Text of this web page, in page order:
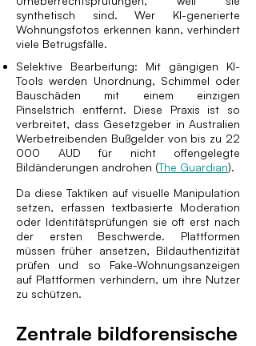
synthetisch sind. Wer KI-generierte
Wohnungsfotos erkennen kann, verhindert
viele Betrugsfälle.
Selektive Bearbeitung: Mit gängigen KI-
Tools werden Unordnung, Schimmel oder
Bauschäden mit einem einzigen
Pinselstrich entfernt. Diese Praxis ist so
verbreitet, dass Gesetzgeber in Australien
Werbetreibenden Bußgelder von bis zu 22
000 AUD für nicht offengelegte
Bildänderungen androhen (The Guardian).
Da diese Taktiken auf visuelle Manipulation
setzen, erfassen textbasierte Moderation
oder Identitätsprüfungen sie oft erst nach
der ersten Beschwerde. Plattformen
müssen früher ansetzen, Bildauthentizität
prüfen und so Fake-Wohnungsanzeigen
auf Plattformen verhindern, um ihre Nutzer
zu schützen.
Zentrale bildforensische